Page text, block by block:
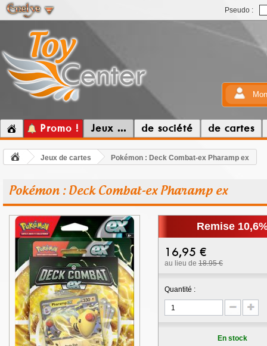
Pseudo :
Promo ! Jeux ... de société de cartes
Jeux de cartes Pokémon : Deck Combat-ex Pharamp ex
Pokémon : Deck Combat-ex Pharamp ex
Remise
16,95 €
au lieu de 18.95 €
Quantité :
En stock